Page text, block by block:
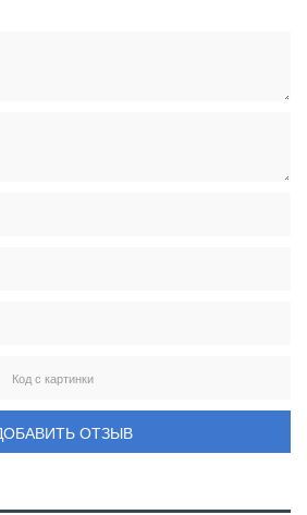
ОТЗЫВ